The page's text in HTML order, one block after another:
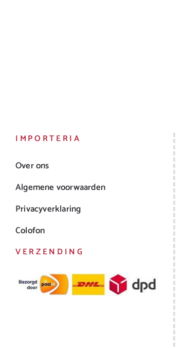
IMPORTERIA
Over ons
Algemene voorwaarden
Privacyverklaring
Colofon
VERZENDING